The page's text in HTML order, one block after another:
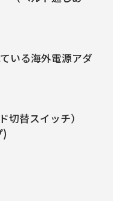
いる海外電源アダ
切替スイッチ）
)